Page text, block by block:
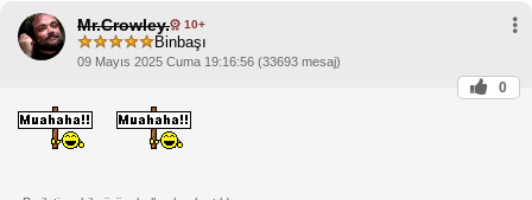
Mr.Crowley. 10+
Binbaşı
09 Mayıs 2025 Cuma 19:16:56 (33693 mesaj)
0